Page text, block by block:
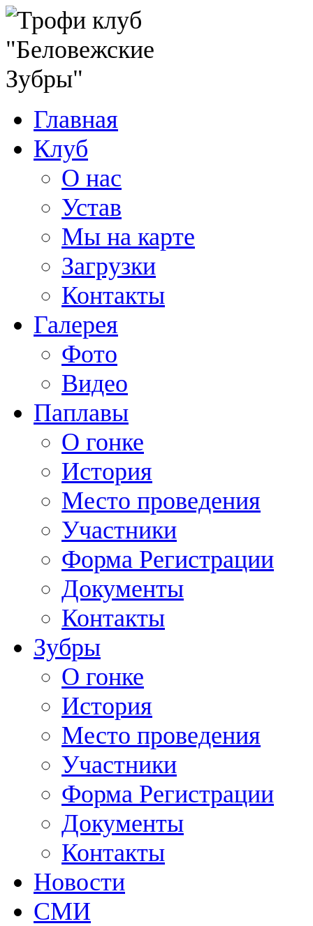
Главная
Клуб
О нас
Устав
Мы на карте
Загрузки
Контакты
Галерея
Фото
Видео
Паплавы
О гонке
История
Место проведения
Участники
Форма Регистрации
Документы
Контакты
Зубры
О гонке
История
Место проведения
Участники
Форма Регистрации
Документы
Контакты
Новости
СМИ